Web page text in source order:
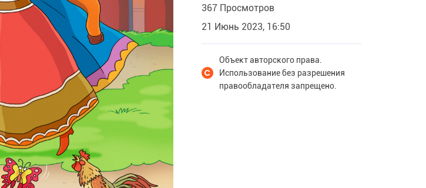
367 Просмотров
21 Июнь 2023, 16:50
Объект авторского права.
Использование без разрешения
правообладателя запрещено.